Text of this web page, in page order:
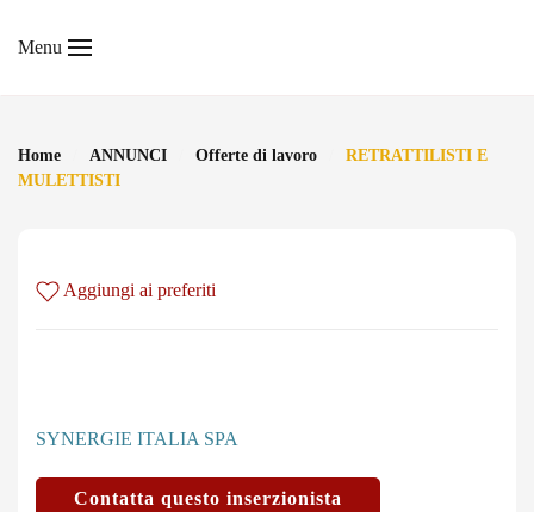
Menu
Home ANNUNCI Offerte di lavoro
RETRATTILISTI E
MULETTISTI
Aggiungi ai preferiti
SYNERGIE ITALIA SPA
Contatta questo inserzionista